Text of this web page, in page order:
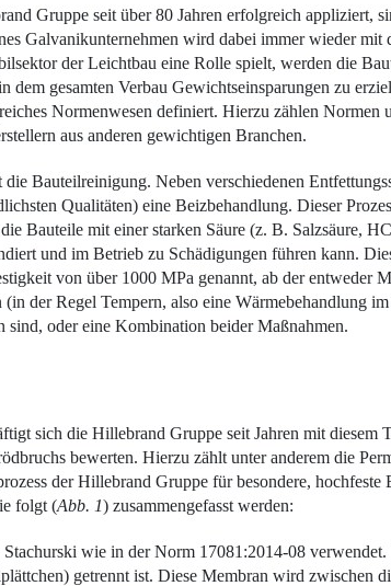
Gruppe seit über 80 Jahren erfolgreich appliziert,
Galvanikunternehmen wird dabei immer wieder mit
der Leichtbau eine ­Rolle spielt, werden die
gesamten Verbau Gewichtseinsparungen zu
Normenwesen definiert. Hierzu zählen Normen
aus anderen gewichtigen Branchen.
Bauteilreinigung. Neben verschiedenen
Qualitäten) eine Beizbehandlung. Dieser
Bauteile mit einer starken Säure (z. B. Salzsäure,
und im Betrieb zu Schädigungen führen kann.
von über 1000 MPa genannt, ab der entweder
der Regel Tempern, also eine Wärmebehandlung
oder eine Kombination beider Maßnahmen.
sich die Hillebrand Gruppe seit Jahren mit diesem
bewerten. Hierzu zählt unter anderem die
der Hillebrand Gruppe für besondere,
folgt (Abb. 1) zusammengefasst werden:
wie in der Norm 17081:2014-08
getrennt ist. Diese Membran wird zwischen